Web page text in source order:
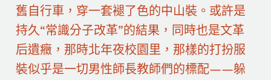
舊自行車，穿一套褪了色的中山裝。或許是
持久“常識分子改革”的結果，同時也是文革
后遺癥，那時北年夜校園里，那樣的打扮服
裝似乎是一切男性師長教師們的標配——躲